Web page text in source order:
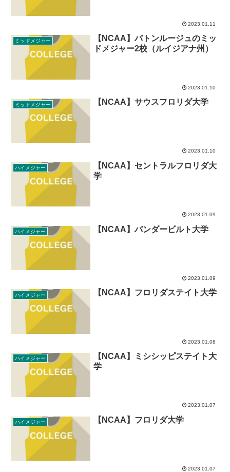
2023.01.11
ミッドメジャー
【NCAA】バトンルージュのミッ
ドメジャー2校（ルイジアナ州）
2023.01.10
ミッドメジャー 【NCAA】サウスフロリダ大学
2023.01.10
ハイメジャー
【NCAA】セントラルフロリダ大
学
2023.01.09
ハイメジャー 【NCAA】バンダービルト大学
2023.01.09
ハイメジャー 【NCAA】フロリダステイト大学
2023.01.08
ハイメジャー
【NCAA】ミシシッピステイト大
学
2023.01.07
ハイメジャー 【NCAA】フロリダ大学
2023.01.07